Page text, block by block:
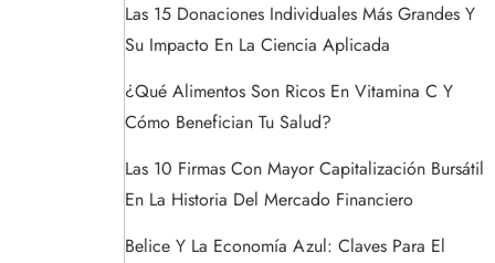
Las 15 Donaciones Individuales Más Grandes Y
Su Impacto En La Ciencia Aplicada
¿Qué Alimentos Son Ricos En Vitamina C Y
Cómo Benefician Tu Salud?
Las 10 Firmas Con Mayor Capitalización Bursátil
En La Historia Del Mercado Financiero
Belice Y La Economía Azul: Claves Para El